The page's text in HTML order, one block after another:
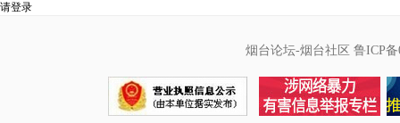
请登录
烟台论坛-烟台社区 鲁ICP备